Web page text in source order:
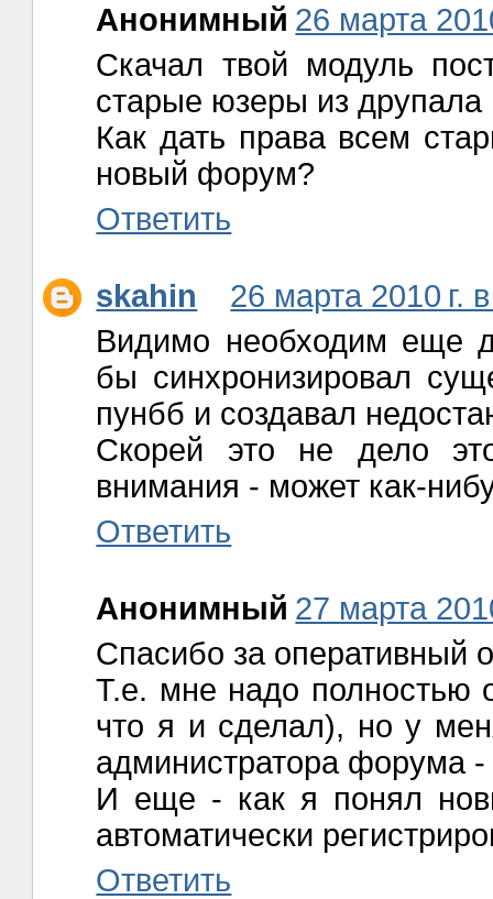
Анонимный 26 марта
Скачал твой модуль
старые юзеры из
Как дать права всем
новый форум?
Ответить
skahin
26 марта 2010 г.
Видимо необходим еще
бы синхронизировал
пунбб и создавал
Скорей это не дело
внимания - может как-
Ответить
Анонимный 27 марта
Спасибо за оперативный
Т.е. мне надо полностью
что я и сделал), но у
администратора форума -
И еще - как я понял
автоматически
Ответить